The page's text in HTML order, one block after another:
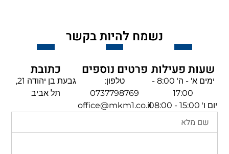
נשמח להיות בקשר
שעות פעילות
ימים א' - ה' 8:00 -
17:00
יום ו' 15:00 - 08:00
פרטים נוספים
טלפון:
0737798769
office@mkm1.co.il
כתובת
גבעת בן יהודה 21,
תל אביב